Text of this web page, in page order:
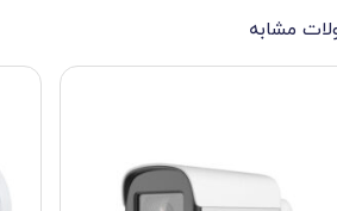
مشابه